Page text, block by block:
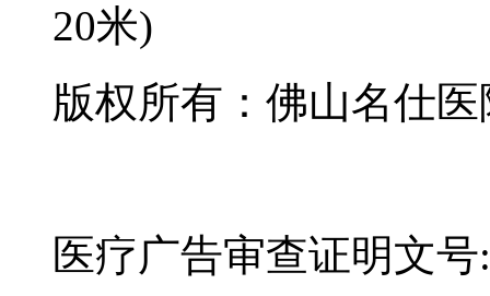
20米)
版权所有：佛山名仕
医疗广告审查证明文